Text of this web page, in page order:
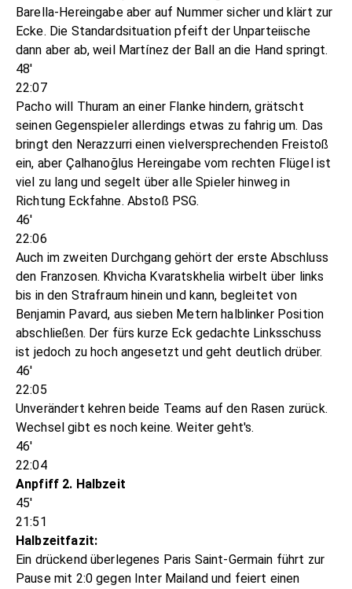
Barella-Hereingabe aber auf Nummer sicher und klärt zur
Ecke. Die Standardsituation pfeift der Unparteiische
dann aber ab, weil Martínez der Ball an die Hand springt.
48'
22:07
Pacho will Thuram an einer Flanke hindern, grätscht
seinen Gegenspieler allerdings etwas zu fahrig um. Das
bringt den Nerazzurri einen vielversprechenden Freistoß
ein, aber Çalhanoğlus Hereingabe vom rechten Flügel ist
viel zu lang und segelt über alle Spieler hinweg in
Richtung Eckfahne. Abstoß PSG.
46'
22:06
Auch im zweiten Durchgang gehört der erste Abschluss
den Franzosen. Khvicha Kvaratskhelia wirbelt über links
bis in den Strafraum hinein und kann, begleitet von
Benjamin Pavard, aus sieben Metern halblinker Position
abschließen. Der fürs kurze Eck gedachte Linksschuss
ist jedoch zu hoch angesetzt und geht deutlich drüber.
46'
22:05
Unverändert kehren beide Teams auf den Rasen zurück.
Wechsel gibt es noch keine. Weiter geht's.
46'
22:04
Anpfiff 2. Halbzeit
45'
21:51
Halbzeitfazit:
Ein drückend überlegenes Paris Saint-Germain führt zur
Pause mit 2:0 gegen Inter Mailand und feiert einen